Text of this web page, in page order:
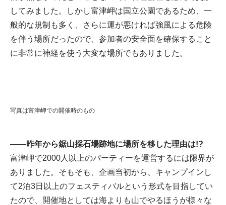
してみました。しかし富津岬は国立公園であるため、一
般的な規制も多く、さらに運が悪ければ強風による危険
を伴う場所だったので、参加者の安全面を確保すること
に非常に神経を使う大変な場所でもありました。
写真は富津岬での開催時のもの
——昨年から鋸山採石場跡地に場所を移した理由は!?
富津岬で2000人以上のパーティーを運営するには限界が
ありました。そもそも、企画当初から、キャンプインし
て2泊3日以上のフェスティバルという形式を目指してい
たので、開催地としては海よりも山でやるほうが様々な